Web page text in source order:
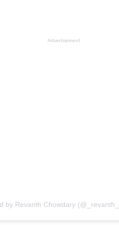
by Revanth Chowdary